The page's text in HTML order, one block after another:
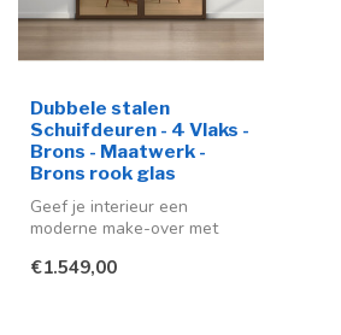
Dubbele stalen
Schuifdeuren - 4 Vlaks -
Brons - Maatwerk -
Brons rook glas
Geef je interieur een
moderne make-over met
schuifdeur me...
€1.549,00